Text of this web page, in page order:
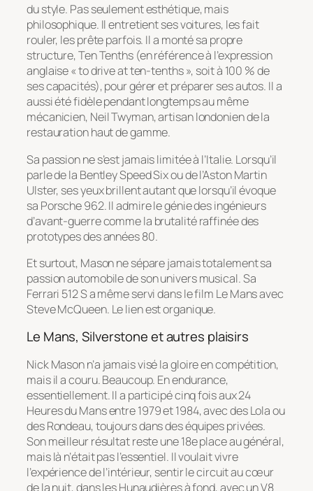
du style. Pas seulement esthétique, mais
philosophique. Il entretient ses voitures, les fait
rouler, les prête parfois. Il a monté sa propre
structure, Ten Tenths (en référence à l’expression
anglaise « to drive at ten-tenths », soit à 100 % de
ses capacités), pour gérer et préparer ses autos. Il a
aussi été fidèle pendant longtemps au même
mécanicien, Neil Twyman, artisan londonien de la
restauration haut de gamme.
Sa passion ne s’est jamais limitée à l’Italie. Lorsqu’il
parle de la Bentley Speed Six ou de l’Aston Martin
Ulster, ses yeux brillent autant que lorsqu’il évoque
sa Porsche 962. Il admire le génie des ingénieurs
d’avant-guerre comme la brutalité raffinée des
prototypes des années 80.
Et surtout, Mason ne sépare jamais totalement sa
passion automobile de son univers musical. Sa
Ferrari 512 S a même servi dans le film Le Mansavec
Steve McQueen. Le lien est organique.
Le Mans, Silverstone et autres plaisirs
Nick Mason n’a jamais visé la gloire en compétition,
mais il a couru. Beaucoup. En endurance,
essentiellement. Il a participé cinq fois aux 24
Heures du Mans entre 1979 et 1984, avec des Lola ou
des Rondeau, toujours dans des équipes privées.
Son meilleur résultat reste une 18e place au général,
mais là n’était pas l’essentiel. Il voulait vivre
l’expérience de l’intérieur, sentir le circuit au cœur
de la nuit, dans les Hunaudières à fond, avec un V8